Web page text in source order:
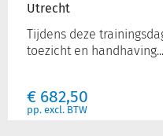
Utrecht
Tijdens deze
toezicht en handhaving...
€ 682,50
pp. excl. BTW